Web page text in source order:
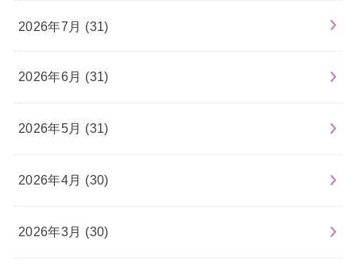
2026年7月 (31)
2026年6月 (31)
2026年5月 (31)
2026年4月 (30)
2026年3月 (30)